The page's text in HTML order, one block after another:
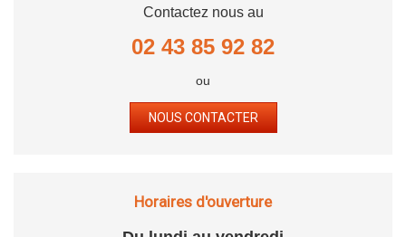
Contactez nous au
02 43 85 92 82
ou
NOUS CONTACTER
Horaires d'ouverture